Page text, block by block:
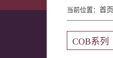
当前位置： 首页
COB系列